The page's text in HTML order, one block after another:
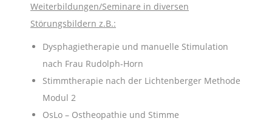
Weiterbildungen/Seminare in diversen
Störungsbildern z.B.:
Dysphagietherapie und manuelle Stimulation
nach Frau Rudolph-Horn
Stimmtherapie nach der Lichtenberger Methode
Modul 2
OsLo – Ostheopathie und Stimme